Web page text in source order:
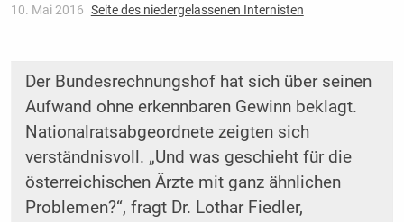
10. Mai 2016 Seite des niedergelassenen Internisten
Der Bundesrechnungshof hat sich über seinen
Aufwand ohne erkennbaren Gewinn beklagt.
Nationalrats­abgeordnete zeigten sich
verständnisvoll. „Und was geschieht für die
österreichischen Ärzte mit ganz ähnlichen
Problemen?“, fragt Dr. Lothar Fiedler,